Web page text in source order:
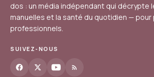
dos : un média indépendant qui décrypte
manuelles et la santé du quotidien —
professionnels.
SUIVEZ-NOUS